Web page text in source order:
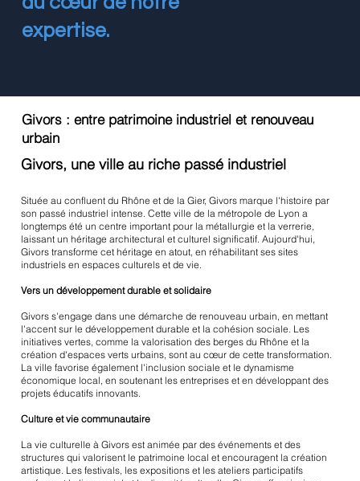
expertise.
Givors : entre patrimoine industriel et renouveau
urbain
Givors, une ville au riche passé industriel
Située au confluent du Rhône et de la Gier, Givors marque l'histoire par
son passé industriel intense. Cette ville de la métropole de Lyon a
longtemps été un centre important pour la métallurgie et la verrerie,
laissant un héritage architectural et culturel significatif. Aujourd'hui,
Givors transforme cet héritage en atout, en réhabilitant ses sites
industriels en espaces culturels et de vie.
Vers un développement durable et solidaire
Givors s'engage dans une démarche de renouveau urbain, en mettant
l'accent sur le développement durable et la cohésion sociale. Les
initiatives vertes, comme la valorisation des berges du Rhône et la
création d'espaces verts urbains, sont au cœur de cette transformation.
La ville favorise également l'inclusion sociale et le dynamisme
économique local, en soutenant les entreprises et en développant des
projets éducatifs innovants.
Culture et vie communautaire
La vie culturelle à Givors est animée par des événements et des
structures qui valorisent le patrimoine local et encouragent la création
artistique. Les festivals, les expositions et les ateliers participatifs